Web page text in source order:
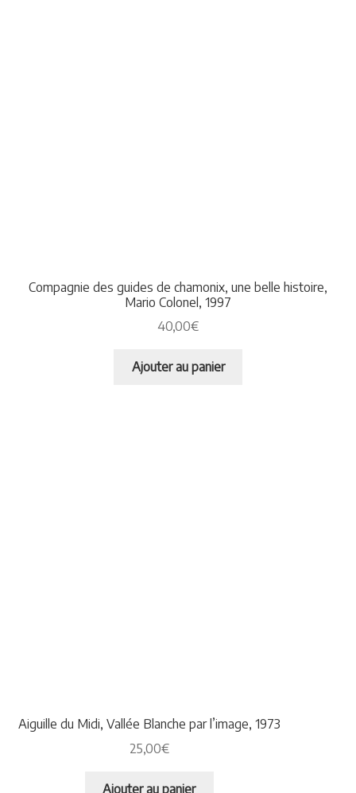
Compagnie des guides de chamonix, une belle histoire,
Mario Colonel, 1997
40,00€
Ajouter au panier
Aiguille du Midi, Vallée Blanche par l’image, 1973
25,00€
Ajouter au panier